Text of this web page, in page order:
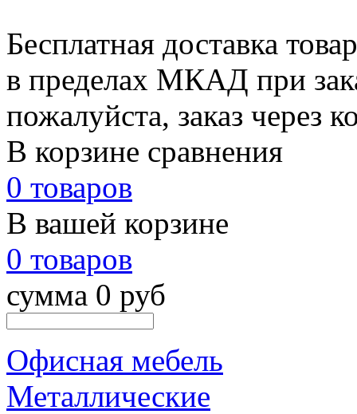
Бесплатная доставка
в пределах МКАД при
пожалуйста, заказ через
В корзине сравнения
0 товаров
В вашей корзине
0 товаров
сумма 0 руб
Офисная мебель
Металлические